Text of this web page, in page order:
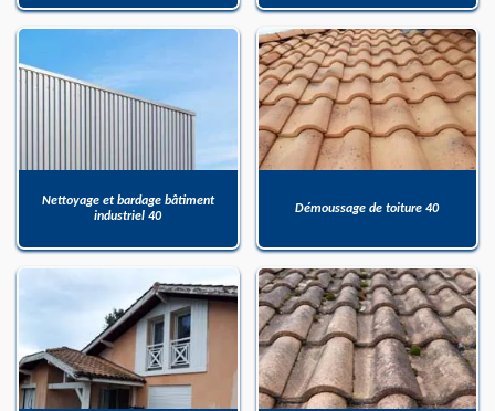
Nettoyage et bardage bâtiment
industriel 40
Démoussage de toiture 40